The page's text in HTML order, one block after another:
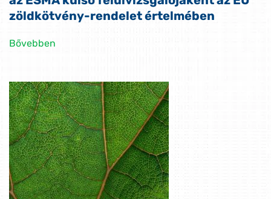
zöldkötvény-rendelet értelmében
Bővebben